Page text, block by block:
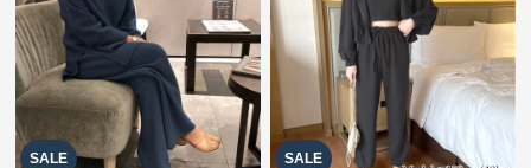
SALE SALE